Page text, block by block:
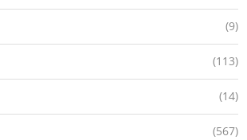
(9)
(113)
(14)
(567)